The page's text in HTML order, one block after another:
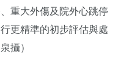
重大外傷及院外心跳停
更精準的初步評估與處
攝）